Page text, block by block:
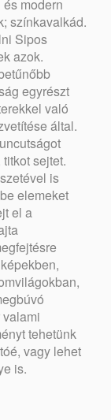
modern
színkavalkád.
Sipos
azok.
egyrészt
való
által.
sejtet.
is
elemeket
el a
tehetünk
vagy lehet
is.